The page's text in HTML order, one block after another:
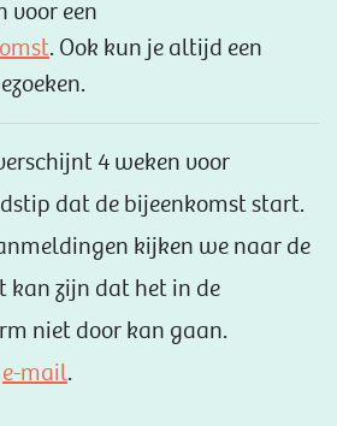
voor een
.‎ Ook kun je altijd een
4 weken voor
dat de bijeenkomst start.
kijken we naar de
kan zijn dat het in de
niet door kan gaan.
e-mail.